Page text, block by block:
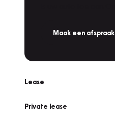
Maak een afspraak
Lease
Private lease